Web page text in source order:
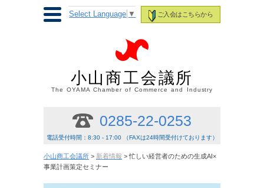
ご入会はこちらから
Select Language ▼
小山商工会議所
The OYAMA Chamber of Commerce and Industry
0285-22-0253
電話受付時間：8:30 - 17:00 （FAXは24時間受付けております）
小山商工会議所 > 新着情報 > 忙しい経営者のための生成AI×
事業計画策定セミナー